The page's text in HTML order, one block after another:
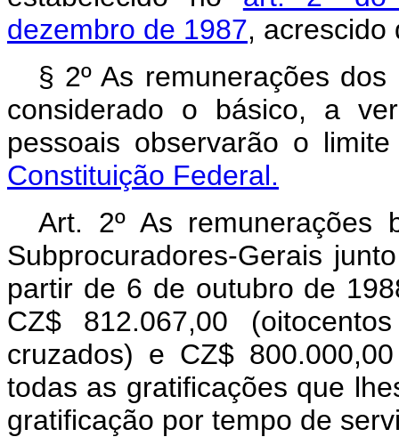
dezembro de 1987, acrescido
§ 2º As remunerações
considerado o básico, a
pessoais observarão o
Constituição Federal.
Art. 2º As remunerações
Subprocuradores-Gerais
partir de 6 de outubro de
CZ$ 812.067,00
cruzados) e CZ$
todas as gratificações que
gratificação por tempo de